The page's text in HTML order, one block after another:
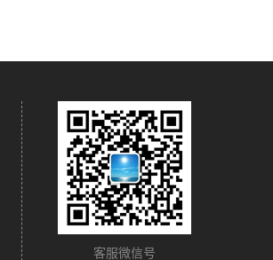
客服微信号